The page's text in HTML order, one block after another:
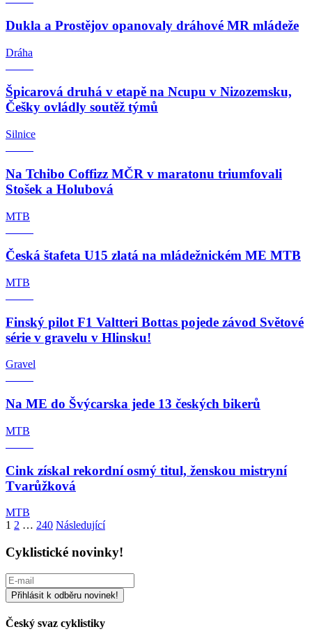
Dukla a Prostějov opanovaly dráhové MR mládeže
Dráha
Špicarová druhá v etapě na Ncupu v Nizozemsku,
Češky ovládly soutěž týmů
Silnice
Na Tchibo Coffizz MČR v maratonu triumfovali
Stošek a Holubová
MTB
Česká štafeta U15 zlatá na mládežnickém ME MTB
MTB
Finský pilot F1 Valtteri Bottas pojede závod Světové
série v gravelu v Hlinsku!
Gravel
Na ME do Švýcarska jede 13 českých bikerů
MTB
Cink získal rekordní osmý titul, ženskou mistryní
Tvarůžková
MTB
Stránkování
příspěvků
1 2 … 240 Následující
Cyklistické novinky!
Český svaz cyklistiky